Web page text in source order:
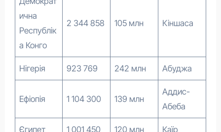
ична
Республік
а Конго
2 344 858 105 млн Кіншаса
Нігерія 923 769 242 млн Абуджа
Ефіопія 1 104 300 139 млн
Аддис-
Абеба
Єгипет 1 001 450 120 млн Каїр